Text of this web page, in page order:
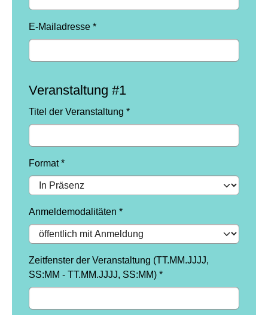
E-Mailadresse *
Veranstaltung #1
Titel der Veranstaltung *
Format*
Anmeldemodalitäten *
Zeitfenster der Veranstaltung (TT.MM.JJJJ,
SS:MM - TT.MM.JJJJ, SS:MM) *